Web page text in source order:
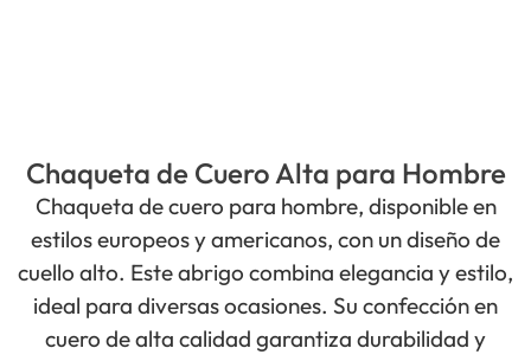
Chaqueta de Cuero Alta para Hombre
Chaqueta de cuero para hombre, disponible en
estilos europeos y americanos, con un diseño de
cuello alto. Este abrigo combina elegancia y estilo,
ideal para diversas ocasiones. Su confección en
cuero de alta calidad garantiza durabilidad y